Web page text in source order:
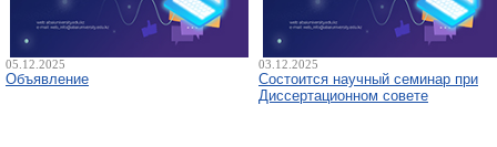
05.12.2025
Объявление
03.12.2025
Состоится научный семинар при
Диссертационном совете